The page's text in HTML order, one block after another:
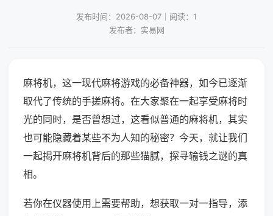
发布时间：2026-08-07｜阅读：1
发布者：实易网
麻将机，这一现代麻将游戏的必备神器，如今已逐渐
取代了传统的手搓麻将。在大家聚在一起享受麻将时
光的同时，是否曾想过，这看似普通的麻将机，其实
也可能隐藏着某些不为人知的秘密？今天，就让我们
一起揭开麻将机背后的那些猫腻，探寻输钱之谜的真
相。
若你在仪器使用上需要帮助，想获取一对一指导，添